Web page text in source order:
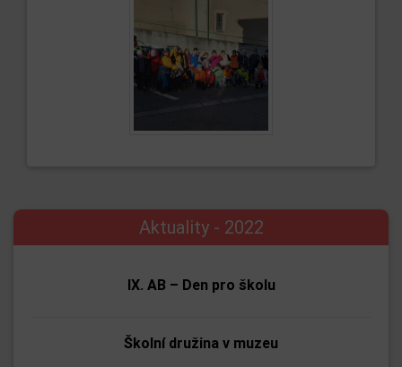
Aktuality - 2022
IX. AB – Den pro školu
Školní družina v muzeu